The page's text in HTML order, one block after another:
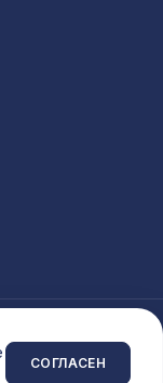
1198 ₽
СОГЛАСЕН